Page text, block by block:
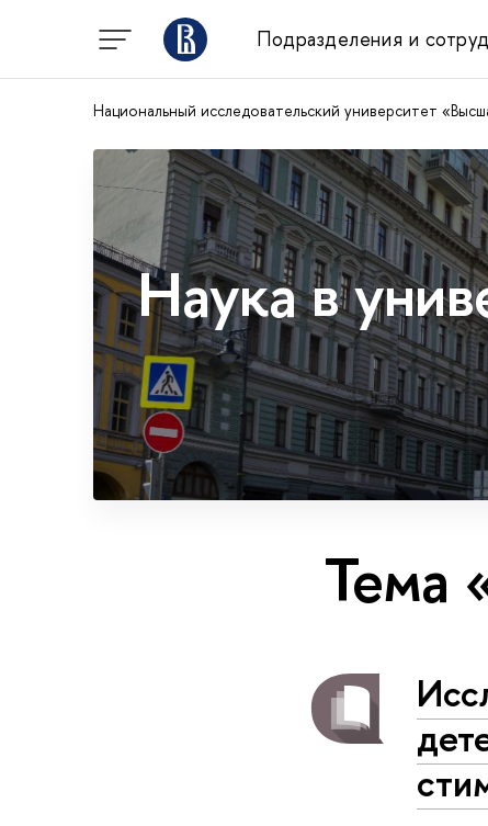
Подразделения и
Национальный исследовательский университет
Наука в
Тема